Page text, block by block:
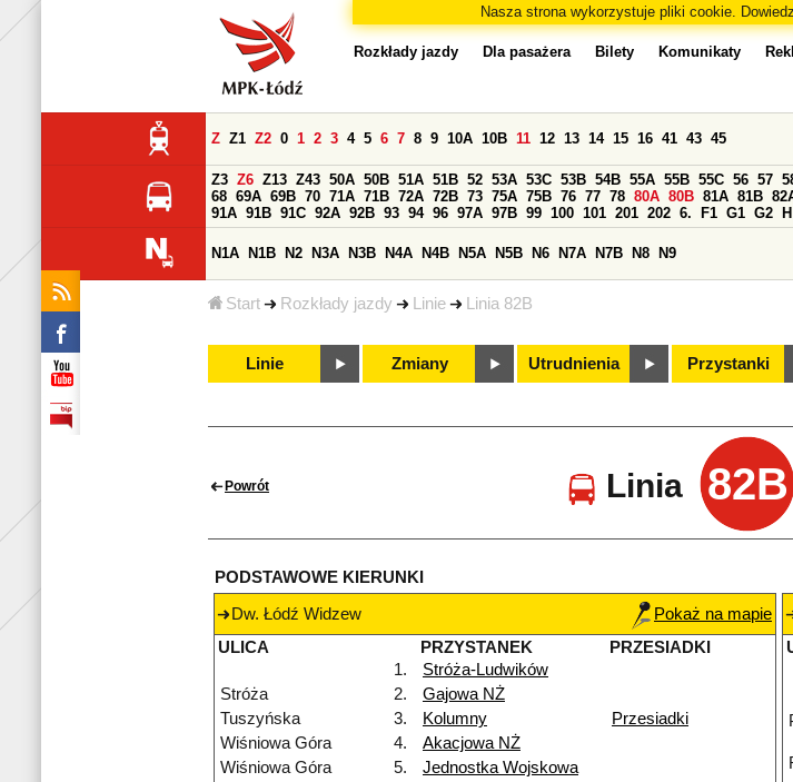
Nasza strona wykorzystuje pliki cookie.
Start Rozkłady jazdy Linie Linia 82B
Rozkłady jazdy Dla pasażera Bilety Komunikaty
Z Z1 Z2 0 1 2 3 4 5 6 7 8 9 10A 10B 11 12 13 14 15 16 41 43 45
Z3 Z6 Z13 Z43 50A 50B 51A 51B 52 53A 53C 53B 54B 55A 55B 55C 56 57
68 69A 69B 70 71A 71B 72A 72B 73 75A 75B 76 77 78 80A 80B 81A 81B
91A 91B 91C 92A 92B 93 94 96 97A 97B 99 100 101 201 202 6. F1 G1 G2 H
N1A N1B N2 N3A N3B N4A N4B N5A N5B N6 N7A N7B N8 N9
Linie Zmiany Utrudnienia Przystanki
Powrót Linia 82B
PODSTAWOWE KIERUNKI
Dw. Łódź Widzew
Pokaż na mapie
ULICA
PRZYSTANEK
PRZESIADKI
1.
Stróża-Ludwików
Stróża
2.
Gajowa NŻ
Tuszyńska
3. Kolumny
Przesiadki
Wiśniowa Góra
4.
Akacjowa NŻ
Wiśniowa Góra
5.
Jednostka Wojskowa